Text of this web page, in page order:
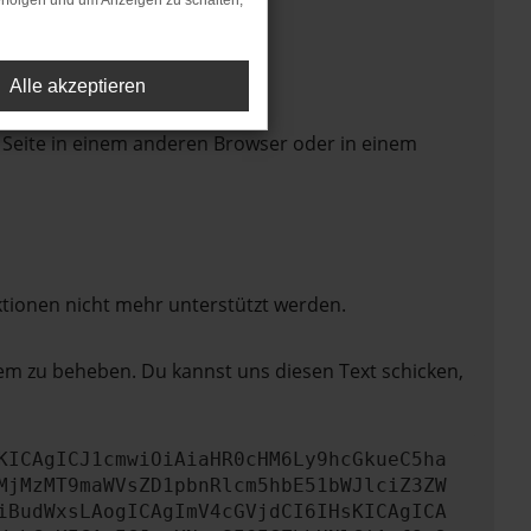
in einem anderen Browser oder in einem
nicht mehr unterstützt werden.
zu beheben. Du kannst uns diesen Text schicken,
Alle akzeptieren